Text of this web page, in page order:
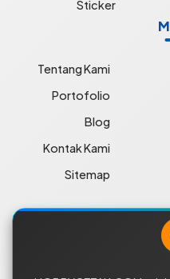
Sticker
Tentang Kami
Portofolio
Blog
Kontak Kami
Sitemap